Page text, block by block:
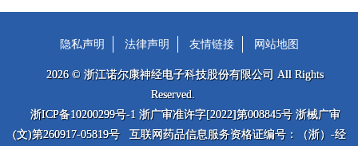
隐私声明 法律声明 友情链接 网站地图
2026 © 浙江诺尔康神经电子科技股份有限公司 All Rights
Reserved.
浙ICP备10200299号-1 浙广审准许字[2022]第008845号 浙械广审
(文)第260917-05819号 互联网药品信息服务资格证编号：（浙）-经